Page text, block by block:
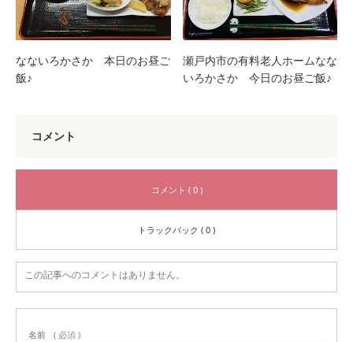
なないろかさか 本日のお昼ご
飯♪
瀬戸内市の有料老人ホームなな
いろかさか 今日のお昼ご飯♪
コメント
コメント ( 0 )
トラックバック ( 0 )
この記事へのコメントはありません。
名前 ( 必須 )